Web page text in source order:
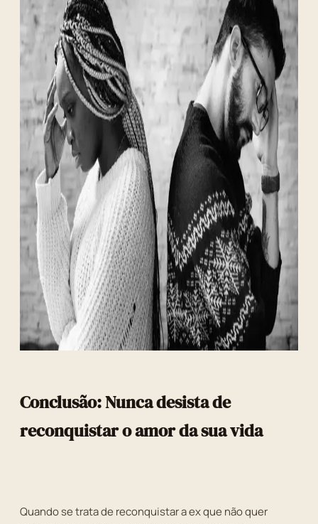
Conclusão: Nunca desista de
reconquistar o amor da sua vida
Quando se trata de reconquistar a ex que não quer